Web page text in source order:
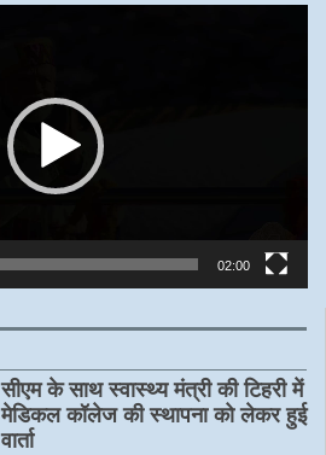
02:00
सीएम के साथ स्वास्थ्य मंत्री की टिहरी में
मेडिकल कॉलेज की स्थापना को लेकर हुई
वार्ता